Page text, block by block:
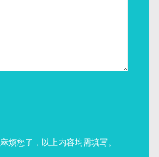
麻烦您了，以上内容均需填写。